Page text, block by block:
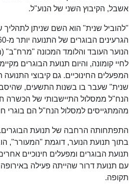
אשבל, הקיבוץ השני של הנוע"ל.
"להוביל שנית" הוא השם שניתן
הנוער העובד והלומד המכונה "מרח"ב"
לחיי קומונה, והיום תנועת הבוגרים
המפעלים החינוכיים. גם קיבוצי התנועה
שנית" שעבר בו בשנות התשעים,
הנח"ל ממסלול התיישבותי של הכשרה
מהמתגייסים למסלול הנח"ל הם בוגרי
התפתחותה הרחבה של תנועת הבוגרים.
בתוך תנועת הנוער, דוגמת "המעורר",
תנועת הבוגרים ומפעלים חינוכיים
עם תנועת דרור שהייתה פעילה
תקופה.